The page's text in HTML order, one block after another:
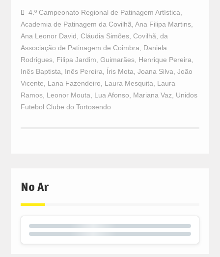
4.º Campeonato Regional de Patinagem Artística
Academia de Patinagem da Covilhã Ana Filipa Martins,
Ana Leonor David Cláudia Simões, Covilhã da
Associação de Patinagem de Coimbra
Daniela
Rodrigues, Filipa Jardim Guimarães, Henrique Pereira
Inês Baptista
Inês Pereira Íris Mota Joana Silva João
Vicente
Lana Fazendeiro Laura Mesquita
Laura
Ramos, Leonor Mouta Lua Afonso Mariana Vaz
Unidos
Futebol Clube do Tortosendo
No Ar